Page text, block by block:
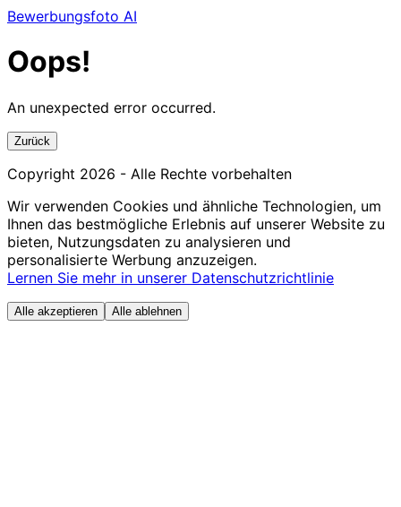
Bewerbungsfoto AI
Oops!
An unexpected error occurred.
Zurück
Copyright 2026 - Alle Rechte vorbehalten
Wir verwenden Cookies und ähnliche Technologien, um
Ihnen das bestmögliche Erlebnis auf unserer Website zu
bieten, Nutzungsdaten zu analysieren und
personalisierte Werbung anzuzeigen.
Lernen Sie mehr in unserer Datenschutzrichtlinie
Alle akzeptieren Alle ablehnen